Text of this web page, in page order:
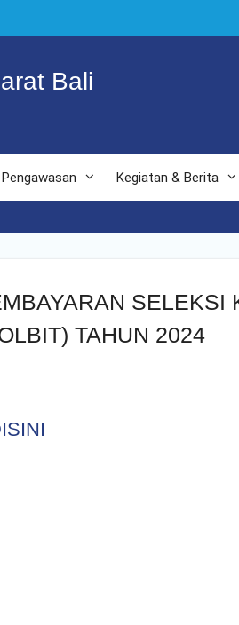
Bali
Pengawasan Kegiatan & Berita
TAHUN 2024